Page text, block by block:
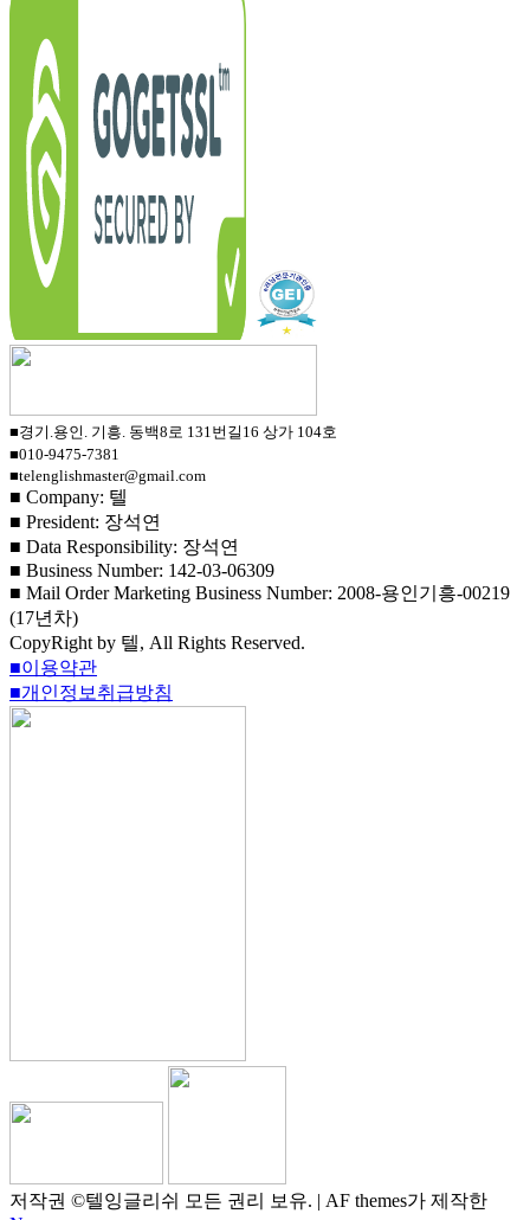
■경기.용인. 기흥. 동백8로 131번길16 상가 104호
■010-9475-7381
■telenglishmaster@gmail.com
■ Company: 텔
■ President: 장석연
■ Data Responsibility: 장석연
■ Business Number: 142-03-06309
■ Mail Order Marketing Business Number: 2008-용인기흥-00219
(17년차)
CopyRight by 텔, All Rights Reserved.
■이용약관
■개인정보취급방침
저작권 ©텔잉글리쉬 모든 권리 보유. | AF themes가 제작한